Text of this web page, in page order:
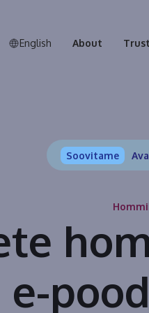
English About
Soovitame
e-